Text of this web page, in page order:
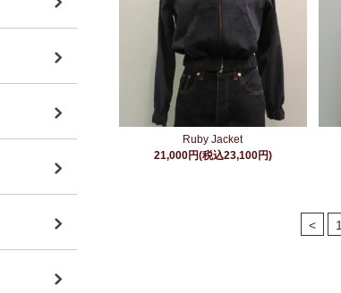
Ruby Jacket
21,000円(税込23,100円)
< 1